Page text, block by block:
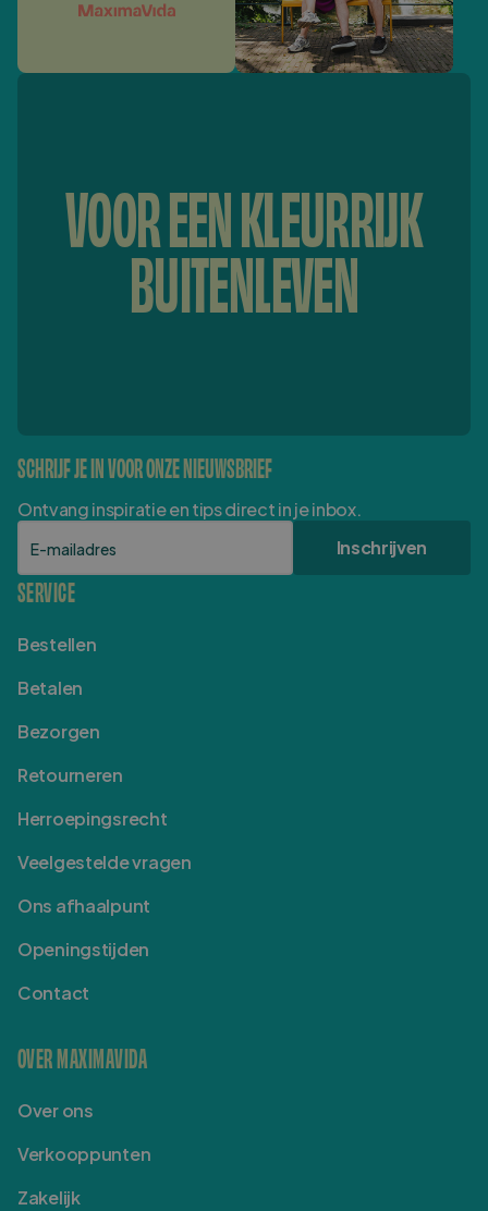
VOOR EEN KLEURRIJK
BUITENLEVEN
SCHRIJF JE IN VOOR ONZE NIEUWSBRIEF
Ontvang inspiratie en tips direct in je inbox.
E-mailadres
Inschrijven
SERVICE
Bestellen
Betalen
Bezorgen
Retourneren
Herroepingsrecht
Veelgestelde vragen
Ons afhaalpunt
Openingstijden
Contact
OVER MAXIMAVIDA
Over ons
Verkooppunten
Zakelijk